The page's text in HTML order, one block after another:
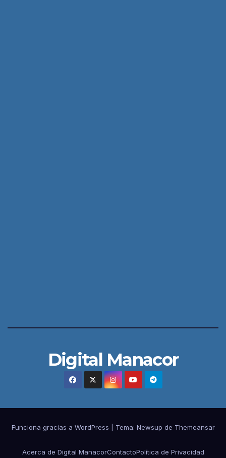
Digital Manacor
Funciona gracias a WordPress Tema: Newsup de Themeansar
Acerca de Digital ManacorContactoPolítica de Privacidad